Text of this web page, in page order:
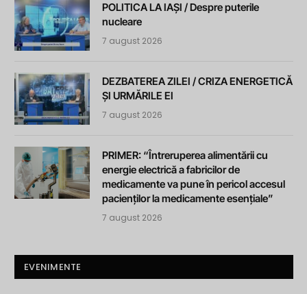
POLITICA LA IAȘI / Despre puterile
nucleare
7 august 2026
DEZBATEREA ZILEI / CRIZA ENERGETICĂ
ȘI URMĂRILE EI
7 august 2026
PRIMER: “Întreruperea alimentării cu
energie electrică a fabricilor de
medicamente va pune în pericol accesul
pacienților la medicamente esențiale”
7 august 2026
EVENIMENTE